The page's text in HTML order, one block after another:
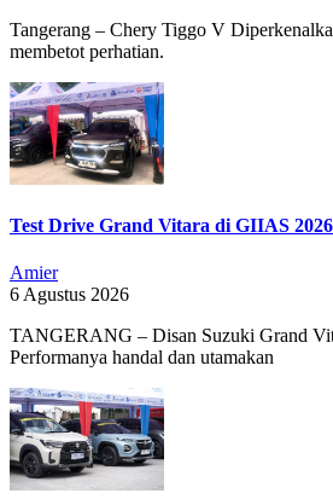
Tangerang – Chery Tiggo V
membetot perhatian.
Test Drive Grand Vitara di GIIAS
Amier
6 Agustus 2026
TANGERANG – Disan Suzuki Grand
Performanya handal dan utamakan